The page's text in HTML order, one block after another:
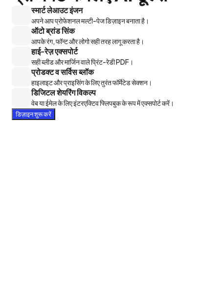
स्मार्ट लेआउट इंजन
अपने आप प्रोफेशनल मल्टी-पेज डिज़ाइन बनाता है।
ऑटो ब्रांड सिंक
आपके रंग, फॉन्ट और लोगो सही तरह लागू करता है।
हाई-रेज़ एक्सपोर्ट
सही ब्लीड और मार्जिन वाले प्रिंट-रेडी PDF।
प्रोडक्ट व सर्विस ब्लॉक
हाइलाइट और प्राइसिंग के लिए तुरंत फॉर्मेटेड सेक्शन।
डिजिटल शेयरिंग विकल्प
वेब या ईमेल के लिए इंटरएक्टिव फ्लिपबुक के रूप में एक्सपोर्ट करें।
डिज़ाइन शुरू करें